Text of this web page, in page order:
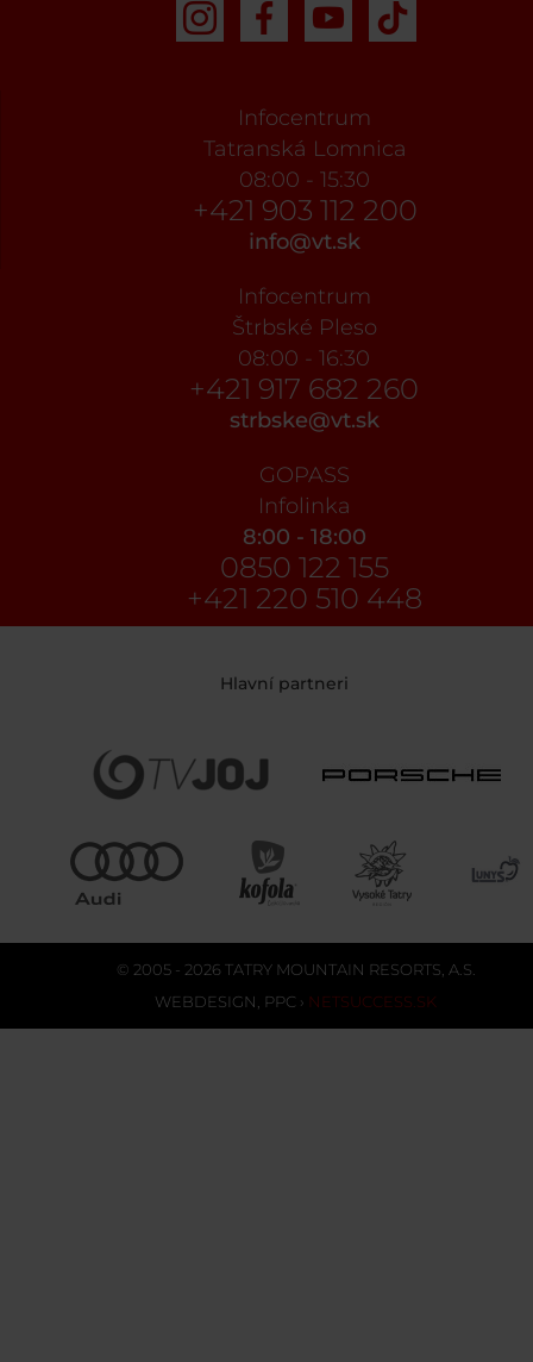
Infocentrum
Tatranská Lomnica
08:00 - 15:30
+421 903 112 200
info@vt.sk
Infocentrum
Štrbské Pleso
08:00 - 16:30
+421 917 682 260
strbske@vt.sk
GOPASS
Infolinka
8:00 - 18:00
0850 122 155
+421 220 510 448
Hlavní partneri
© 2005 - 2026 TATRY MOUNTAIN RESORTS, A.S.
WEBDESIGN PPC › NETSUCCESS.SK